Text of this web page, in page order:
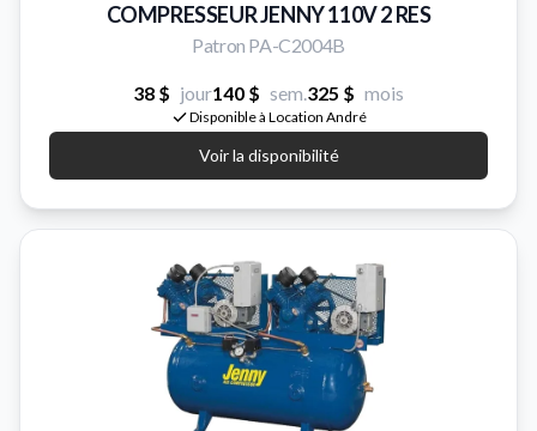
COMPRESSEUR JENNY 110V 2 RES
Patron PA-C2004B
38 $ jour140 $ sem.325 $ mois
Disponible à Location André
Voir la disponibilité